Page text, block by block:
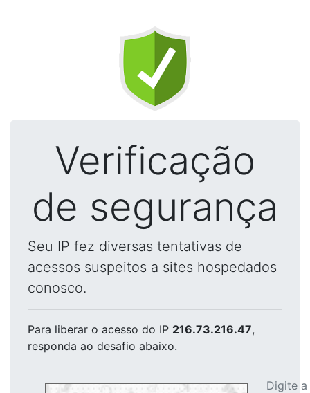
Verificação
de segurança
Seu IP fez diversas tentativas de
acessos suspeitos a sites hospedados
conosco.
Para liberar o acesso do IP 216.73.216.47,
responda ao desafio abaixo.
Digite